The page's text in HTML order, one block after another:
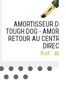
AMORTISSEUR
TOUGH DOG -
RETOUR AU
Réf.: